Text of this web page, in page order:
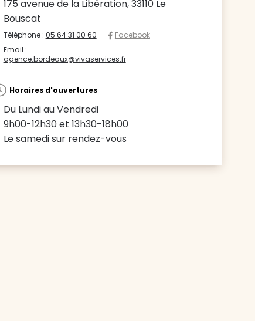
175 avenue de la Libération, 33110 Le
Bouscat
Téléphone : 05 64 31 00 60
Facebook
Email :
agence.bordeaux@vivaservices.fr
Horaires d'ouvertures
Du Lundi au Vendredi
9h00-12h30 et 13h30-18h00
Le samedi sur rendez-vous